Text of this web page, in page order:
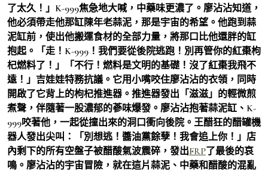
了太久！」K-999焦急地大喊，中藥味更濃了。廖沾沾知道，
他必須帶走他那缸陳年老蒜泥，那是宇宙的希望。他跑到蒜
泥缸前，使出他搬運食材的全部力量，將那口比他還胖的缸
抱起。「走！K-999！我們要從後院逃跑！別再管你的紅棗枸
杞燃料了！」「不行！燃料是文明的基礎！沒了紅棗我飛不
遠！」吉娃娃特務抗議。它用小嘴咬住廖沾沾的衣領，同時
開啟了它背上的枸杞推進器。推進器發出「滋滋」的輕微煎
煮聲，伴隨著一股濃郁的蔘味爆發。廖沾沾抱著蒜泥缸、K-
999咬著他，一起從撞出來的洞口衝向後院。王醋狂的醋罐機
器人發出尖叫：「別想逃！醬油黨餘孽！我會追上你！」店
內剩下的所有空盤子被醋酸氣波震碎，發出FRP了最後的哀
鳴。廖沾沾的宇宙冒險，就在這片蒜泥、中藥和醋酸的混亂